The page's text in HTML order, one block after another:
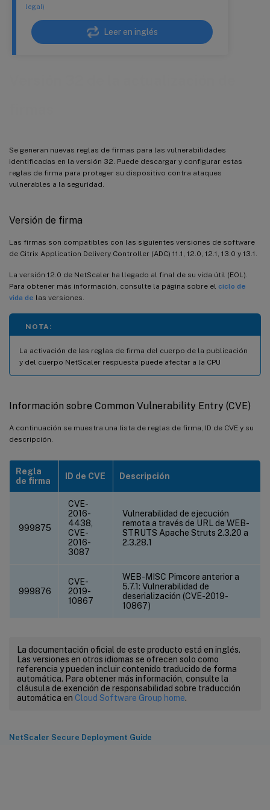
legal)
Leer en inglés
Se generan nuevas reglas de firmas para las vulnerabilidades
identificadas en la versión 32. Puede descargar y configurar estas
reglas de firma para proteger su dispositivo contra ataques
vulnerables a la seguridad.
Versión de firma
Las firmas son compatibles con las siguientes versiones de software
de Citrix Application Delivery Controller (ADC) 11.1, 12.0, 12.1, 13.0 y 13.1.
La versión 12.0 de NetScaler ha llegado al final de su vida útil (EOL).
Para obtener más información, consulte la página sobre el ciclo de
vida de las versiones.
NOTA:
La activación de las reglas de firma del cuerpo de la publicación
y del cuerpo NetScaler respuesta puede afectar a la CPU
Información sobre Common Vulnerability Entry (CVE)
A continuación se muestra una lista de reglas de firma, ID de CVE y su
descripción.
Regla
de firma
ID de CVE Descripción
999875
CVE-
2016-
4438,
CVE-
2016-
3087
Vulnerabilidad de ejecución
remota a través de URL de WEB-
STRUTS Apache Struts 2.3.20 a
2.3.28.1
999876
CVE-
2019-
10867
WEB-MISC Pimcore anterior a
5.7.1: Vulnerabilidad de
deserialización (CVE-2019-
10867)
La documentación oficial de este producto está en inglés.
Las versiones en otros idiomas se ofrecen solo como
referencia y pueden incluir contenido traducido de forma
automática. Para obtener más información, consulte la
cláusula de exención de responsabilidad sobre traducción
automática en Cloud Software Group home.
NetScaler Secure Deployment Guide